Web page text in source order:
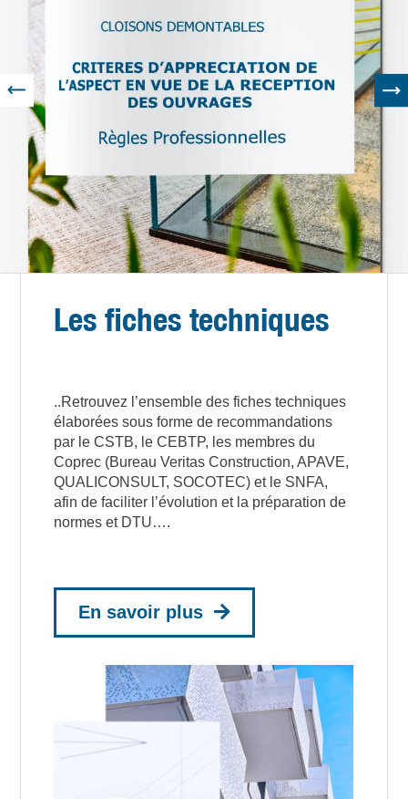
Les fiches techniques
..Retrouvez l’ensemble des fiches techniques
élaborées sous forme de recommandations
par le CSTB, le CEBTP, les membres du
Coprec (Bureau Veritas Construction, APAVE,
QUALICONSULT, SOCOTEC) et le SNFA,
afin de faciliter l’évolution et la préparation de
normes et DTU….
En savoir plus